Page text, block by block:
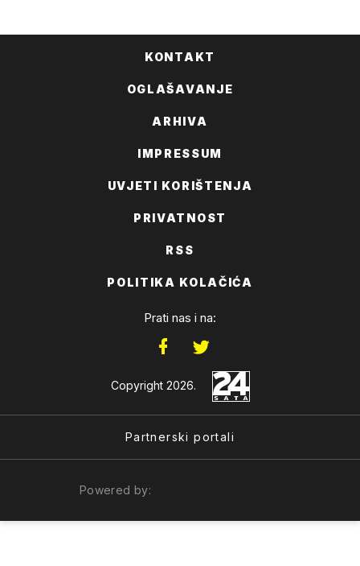
KONTAKT
OGLAŠAVANJE
ARHIVA
IMPRESSUM
UVJETI KORIŠTENJA
PRIVATNOST
RSS
POLITIKA KOLAČIĆA
Prati nas i na:
Copyright 2026.
Partnerski portali
Powered by: